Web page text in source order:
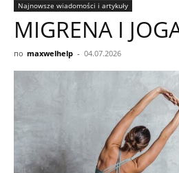
Najnowsze wiadomości i artykuły
MIGRENA I
по maxwelhelp - 04.07.2026